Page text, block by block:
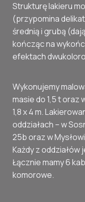
Strukturę lakieru
(przypomina
średnią i grubą
kończąc na
efektach
Wykonujemy
masie do 1,5 t oraz
1,8 x 4 m.
oddziałach – w
25b oraz w
Każdy z oddziałów
Łącznie mamy 6
komorowe.